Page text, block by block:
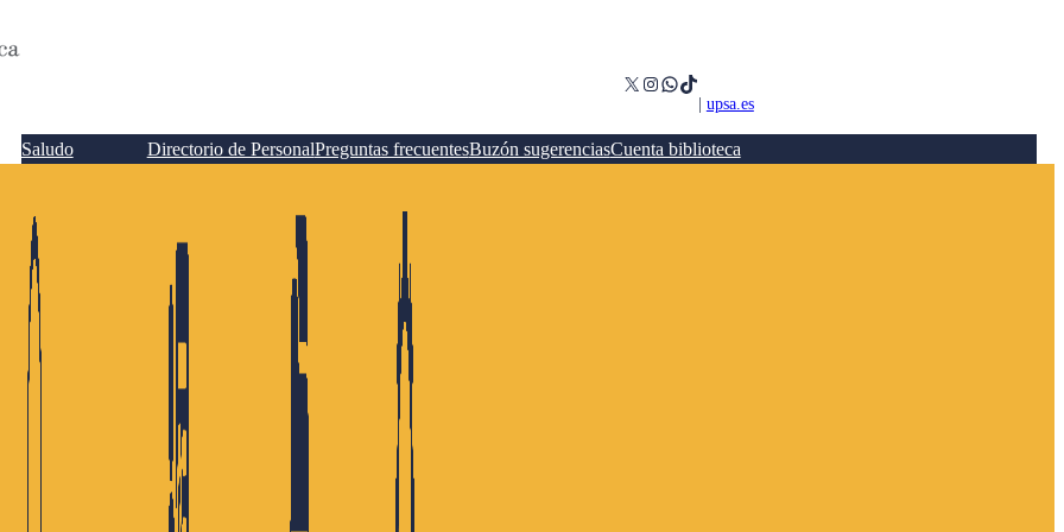
X Instagram WhatsApp TikTok
upsa.es
Saludo Directorio de PersonalPreguntas frecuentesBuzón sugerenciasCuenta biblioteca